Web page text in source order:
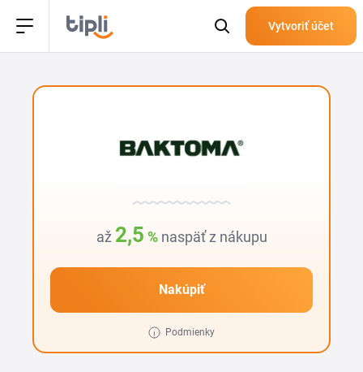
Vytvoriť účet
až 2,5 % naspäť z nákupu
Nakúpiť
Podmienky